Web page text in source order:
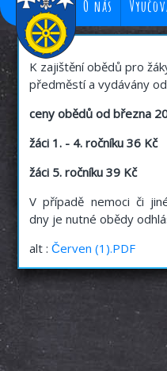
O nás
K zajištění obědů pro
předměstí a vydávány
ceny obědů od března
žáci 1. - 4. ročníku 36 Kč
žáci 5. ročníku 39 Kč
V případě nemoci či
dny je nutné obědy
alt : Červen (1).PDF